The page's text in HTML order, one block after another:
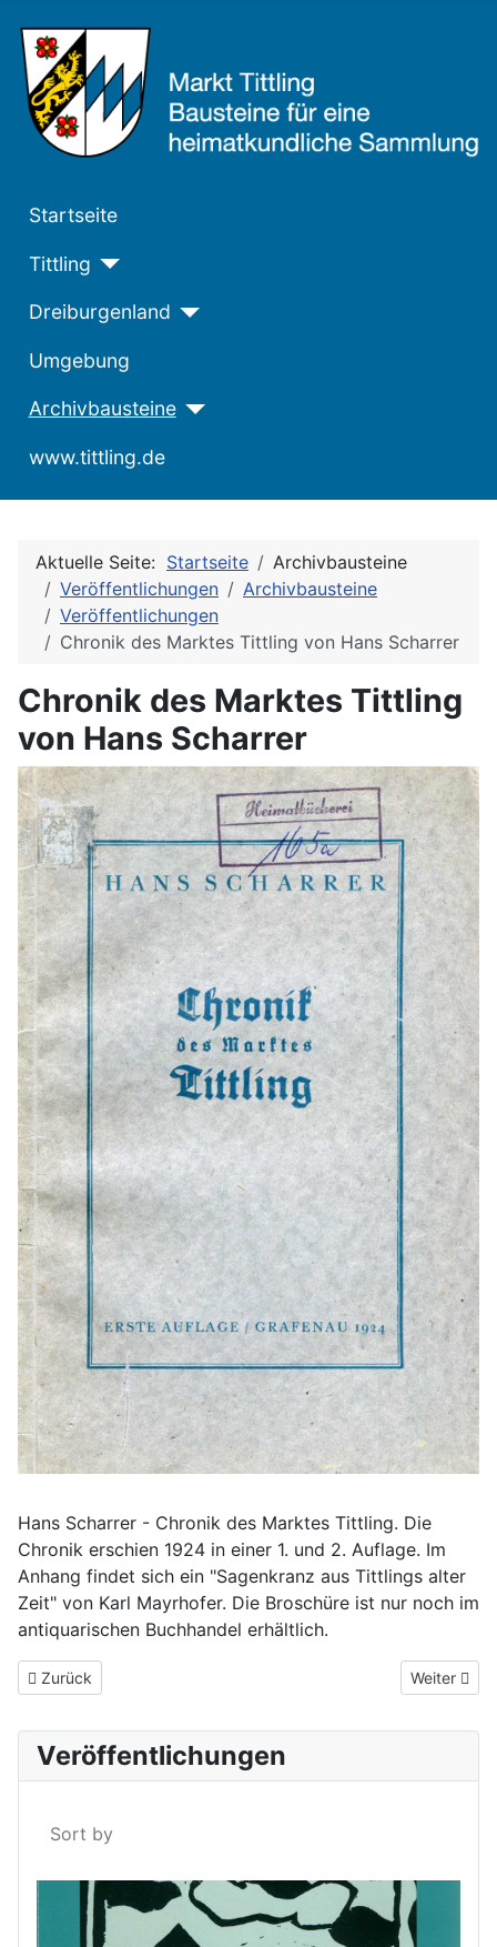
Startseite
Tittling
Dreiburgenland
Umgebung
Archivbausteine
www.tittling.de
Aktuelle Seite: Startseite
Archivbausteine
Veröffentlichungen
Archivbausteine
Veröffentlichungen
Chronik des Marktes Tittling von Hans Scharrer
Chronik des Marktes Tittling
von Hans Scharrer
Hans Scharrer - Chronik des Marktes Tittling. Die
Chronik erschien 1924 in einer 1. und 2. Auflage. Im
Anhang findet sich ein "Sagenkranz aus Tittlings alter
Zeit" von Karl Mayrhofer. Die Broschüre ist nur noch im
antiquarischen Buchhandel erhältlich.
Vorheriger Beitrag: Vom Reichsarbeitsdienstlager zum Altenheim
Zurück Nächster
Weiter
Veröffentlichungen
Sort by